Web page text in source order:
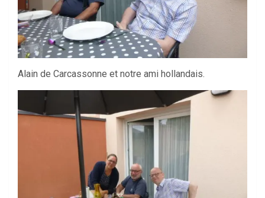
Alain de Carcassonne et notre ami hollandais.